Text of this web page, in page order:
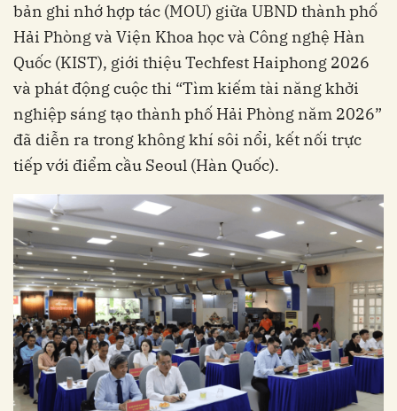
bản ghi nhớ hợp tác (MOU) giữa UBND thành phố
Hải Phòng và Viện Khoa học và Công nghệ Hàn
Quốc (KIST), giới thiệu Techfest Haiphong 2026
và phát động cuộc thi “Tìm kiếm tài năng khởi
nghiệp sáng tạo thành phố Hải Phòng năm 2026”
đã diễn ra trong không khí sôi nổi, kết nối trực
tiếp với điểm cầu Seoul (Hàn Quốc).